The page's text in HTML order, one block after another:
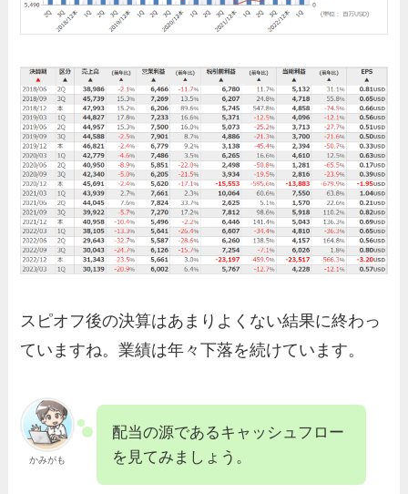
スピオフ後の決算はあまりよくない結果に終わっ
ていますね。業績は年々下落を続けています。
かみがも
配当の源であるキャッシュフロー
を見てみましょう。